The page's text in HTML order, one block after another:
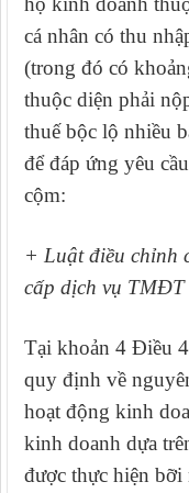
cá nhân có thu
(trong đó có
thuộc diện phải
thuế bộc lộ nhiều
để đáp ứng yêu
cộm:
+ Luật điều chỉnh
cấp dịch vụ
Tại khoản 4 Điều
quy định về
hoạt động kinh
kinh doanh dựa
được thực hiện bỡi